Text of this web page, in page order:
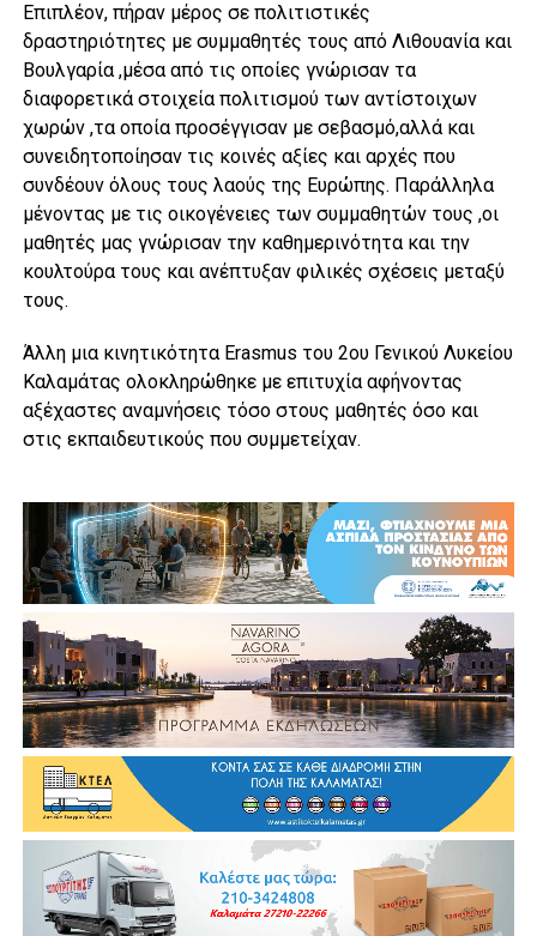
Επιπλέον, πήραν μέρος σε πολιτιστικές
δραστηριότητες με συμμαθητές τους από Λιθουανία και
Βουλγαρία ,μέσα από τις οποίες γνώρισαν τα
διαφορετικά στοιχεία πολιτισμού των αντίστοιχων
χωρών ,τα οποία προσέγγισαν με σεβασμό,αλλά και
συνειδητοποίησαν τις κοινές αξίες και αρχές που
συνδέουν όλους τους λαούς της Ευρώπης. Παράλληλα
μένοντας με τις οικογένειες των συμμαθητών τους ,οι
μαθητές μας γνώρισαν την καθημερινότητα και την
κουλτούρα τους και ανέπτυξαν φιλικές σχέσεις μεταξύ
τους.
Άλλη μια κινητικότητα Erasmus του 2ου Γενικού Λυκείου
Καλαμάτας ολοκληρώθηκε με επιτυχία αφήνοντας
αξέχαστες αναμνήσεις τόσο στους μαθητές όσο και
στις εκπαιδευτικούς που συμμετείχαν.